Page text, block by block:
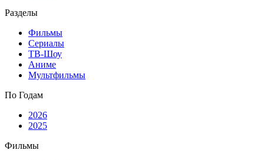
Разделы
Фильмы
Сериалы
ТВ-Шоу
Аниме
Мультфильмы
По Годам
2026
2025
Фильмы